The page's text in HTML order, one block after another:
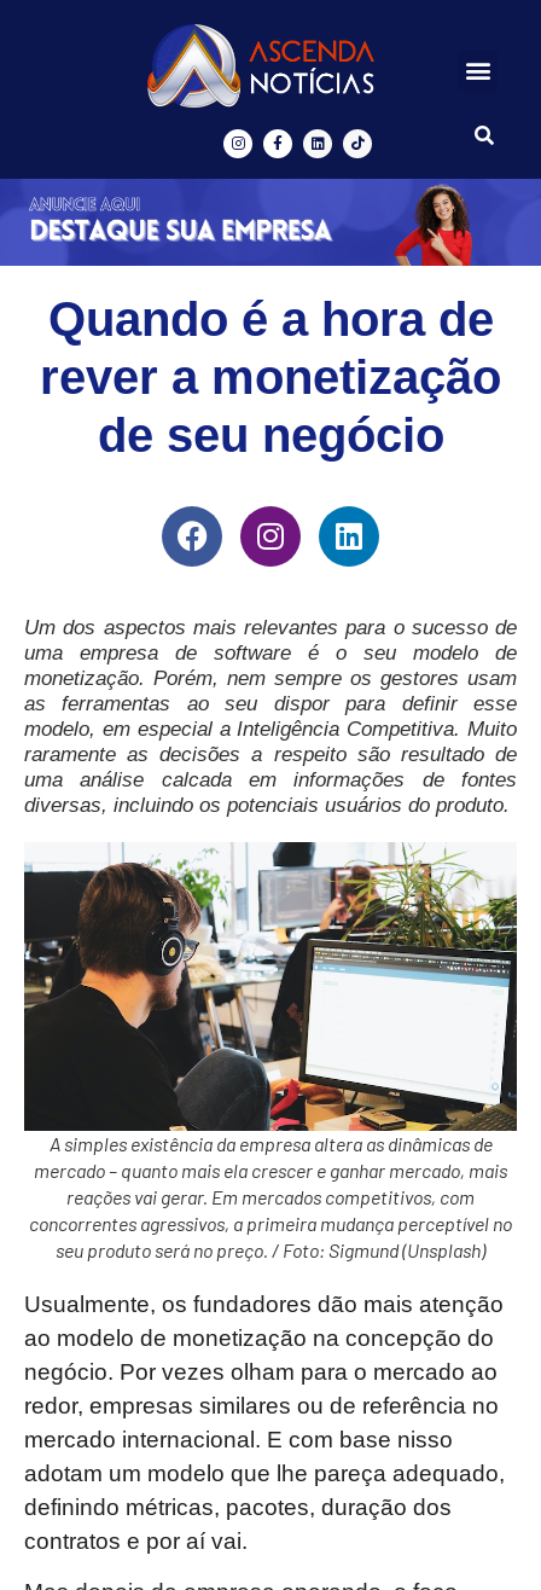
Quando é a hora de
rever a monetização
de seu negócio
Um dos aspectos mais relevantes para o sucesso de
uma empresa de software é o seu modelo de
monetização. Porém, nem sempre os gestores usam
as ferramentas ao seu dispor para definir esse
modelo, em especial a Inteligência Competitiva. Muito
raramente as decisões a respeito são resultado de
uma análise calcada em informações de fontes
diversas, incluindo os potenciais usuários do produto.
A simples existência da empresa altera as dinâmicas de
mercado – quanto mais ela crescer e ganhar mercado, mais
reações vai gerar. Em mercados competitivos, com
concorrentes agressivos, a primeira mudança perceptível no
seu produto será no preço. / Foto: Sigmund (Unsplash)
Usualmente, os fundadores dão mais atenção
ao modelo de monetização na concepção do
negócio. Por vezes olham para o mercado ao
redor, empresas similares ou de referência no
mercado internacional. E com base nisso
adotam um modelo que lhe pareça adequado,
definindo métricas, pacotes, duração dos
contratos e por aí vai.